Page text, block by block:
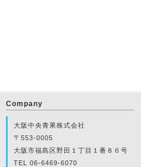
Company
大阪中央青果株式会社
〒553-0005
大阪市福島区野田１丁目１番８６号
TEL 06-6469-6070